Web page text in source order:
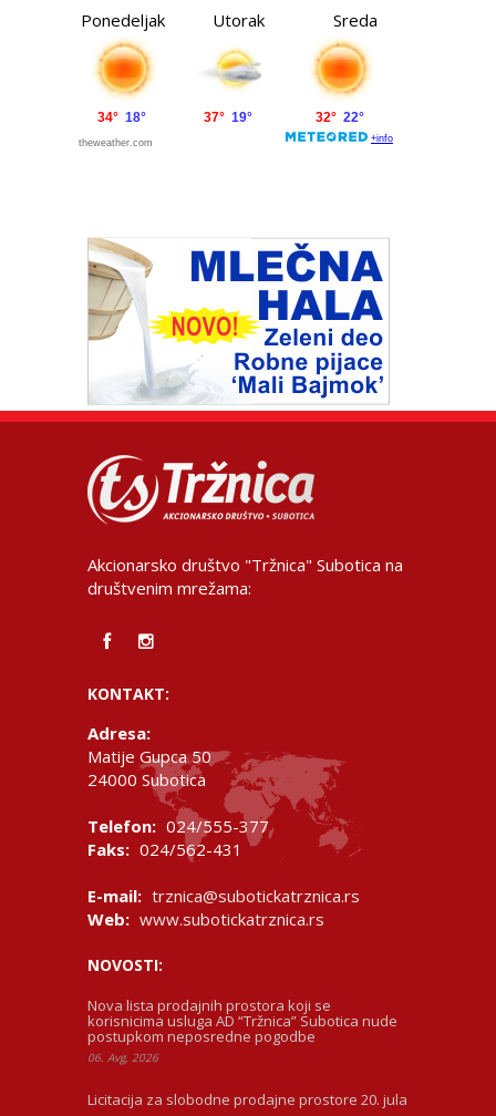
Ponedeljak Utorak Sreda
Akcionarsko društvo "Tržnica" Subotica na
društvenim mrežama:
KONTAKT:
Adresa:
Matije Gupca 50
24000 Subotica
Telefon: 024/555-377
Faks: 024/562-431
E-mail: trznica@subotickatrznica.rs
Web: www.subotickatrznica.rs
NOVOSTI:
Nova lista prodajnih prostora koji se
korisnicima usluga AD “Tržnica” Subotica nude
postupkom neposredne pogodbe
06. Avg, 2026
Licitacija za slobodne prodajne prostore 20. jula